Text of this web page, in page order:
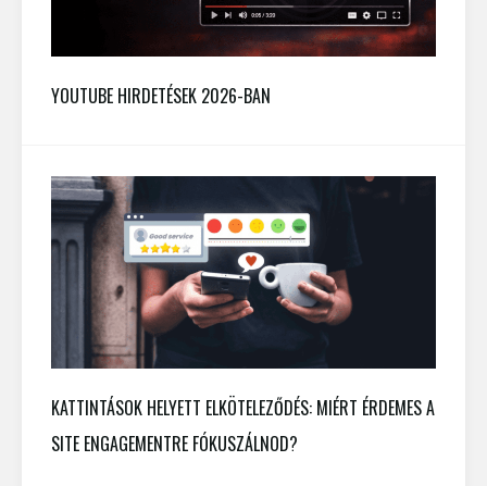
YOUTUBE HIRDETÉSEK 2026-BAN
KATTINTÁSOK HELYETT ELKÖTELEZŐDÉS: MIÉRT ÉRDEMES A
SITE ENGAGEMENTRE FÓKUSZÁLNOD?